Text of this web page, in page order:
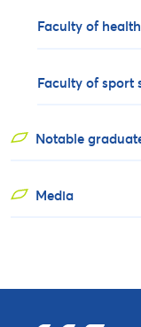
Faculty of
Faculty of sport
Notable
Media